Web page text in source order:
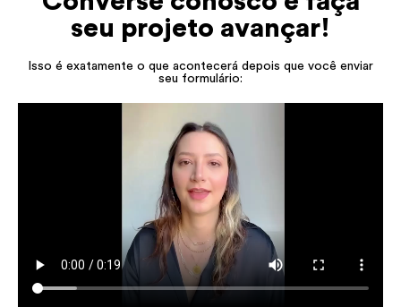
seu projeto avançar!
Isso é exatamente o que acontecerá depois que você enviar
seu formulário: